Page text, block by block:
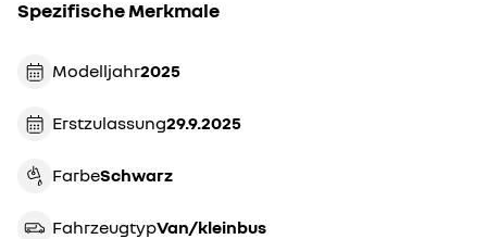
Spezifische Merkmale
Modelljahr 2025
Erstzulassung 29.9.2025
Farbe schwarz
Fahrzeugtyp van/kleinbus